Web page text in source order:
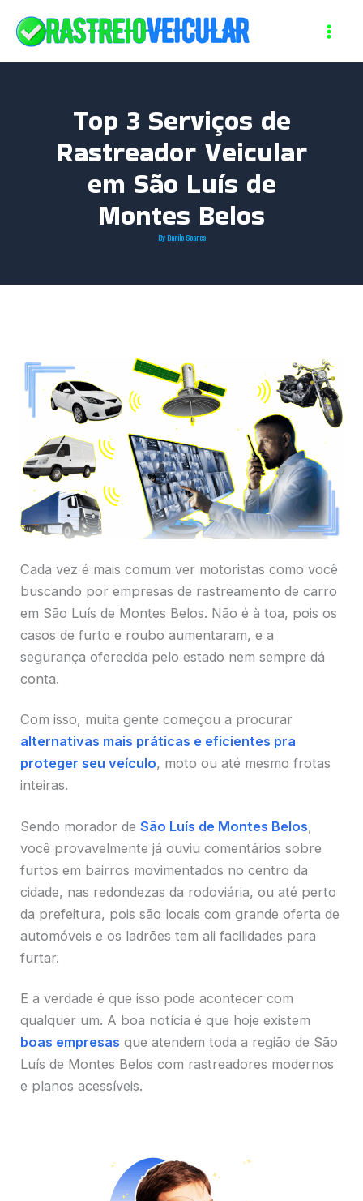
Top 3 Serviços de
Rastreador Veicular
em São Luís de
Montes Belos
ByDanilo Soares
Cada vez é mais comum ver motoristas como você
buscando por empresas de rastreamento de carro
em São Luís de Montes Belos. Não é à toa, pois os
casos de furto e roubo aumentaram, e a
segurança oferecida pelo estado nem sempre dá
conta.
Com isso, muita gente começou a procurar
alternativas mais práticas e eficientes pra
proteger seu veículo, moto ou até mesmo frotas
inteiras.
Sendo morador deSão Luís de Montes Belos,
você provavelmente já ouviu comentários sobre
furtos em bairros movimentados no centro da
cidade, nas redondezas da rodoviária, ou até perto
da prefeitura, pois são locais com grande oferta de
automóveis e os ladrões tem ali facilidades para
furtar.
E a verdade é que isso pode acontecer com
qualquer um. A boa notícia é que hoje existem
boas empresas que atendem toda a região de São
Luís de Montes Belos com rastreadores modernos
e planos acessíveis.